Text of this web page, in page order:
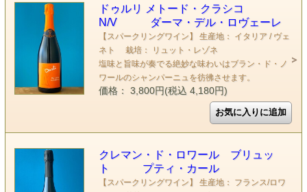
ドゥルリ メトード・クラシコ
N/V ダーマ・デル・ロヴェーレ
【スパークリングワイン】 生産地： イタリア / ヴェ
ネト 栽培： リュット・レゾネ
塩味と旨味が奏でる絶妙な味わいはブラン・ド・ノ
ワールのシャンパーニュを彷彿させます。
価格： 3,800円(税込 4,180円)
クレマン・ド・ロワール ブリュッ
ト プティ・カール
【スパークリングワイン】 生産地： フランス/ロワ